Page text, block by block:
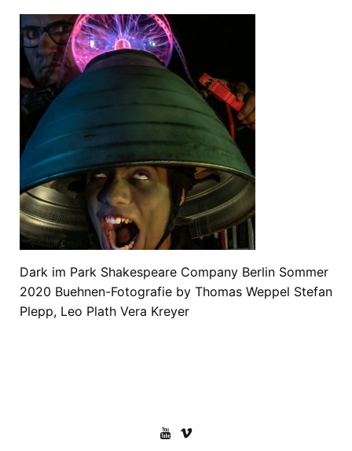
Dark im Park Shakespeare Company Berlin Sommer
2020 Buehnen-Fotografie by Thomas Weppel Stefan
Plepp, Leo Plath Vera Kreyer